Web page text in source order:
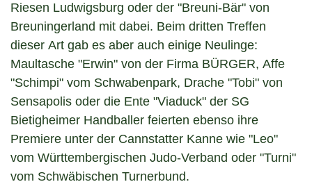
Riesen Ludwigsburg oder der "Breuni-Bär" von
Breuningerland mit dabei. Beim dritten Treffen
dieser Art gab es aber auch einige Neulinge:
Maultasche "Erwin" von der Firma BÜRGER, Affe
"Schimpi" vom Schwabenpark, Drache "Tobi" von
Sensapolis oder die Ente "Viaduck" der SG
Bietigheimer Handballer feierten ebenso ihre
Premiere unter der Cannstatter Kanne wie "Leo"
vom Württembergischen Judo-Verband oder "Turni"
vom Schwäbischen Turnerbund.